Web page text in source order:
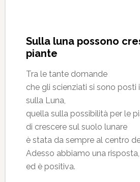
Sulla luna possono
piante
Tra le tante domande
che gli scienziati si sono posti
sulla Luna,
quella sulla possibilità per le
di crescere sul suolo lunare
è stata da sempre al centro
Adesso abbiamo una risposta,
ed è positiva.